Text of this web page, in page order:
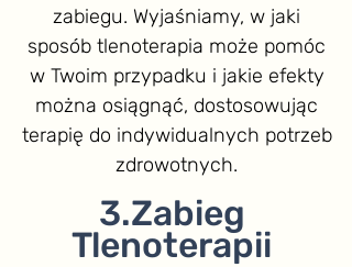
zabiegu. Wyjaśniamy, w jaki
sposób tlenoterapia może pomóc
w Twoim przypadku i jakie efekty
można osiągnąć, dostosowując
terapię do indywidualnych potrzeb
zdrowotnych.
3.Zabieg
Tlenoterapii